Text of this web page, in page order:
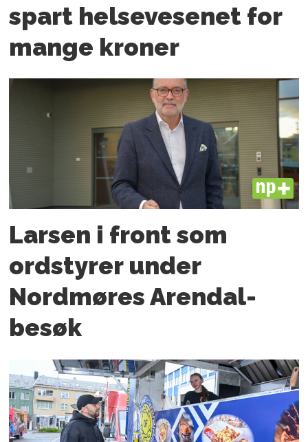
spart helsevesenet for
mange kroner
PLUS
Larsen i front som
ordstyrer under
Nordmøres Arendal-
besøk